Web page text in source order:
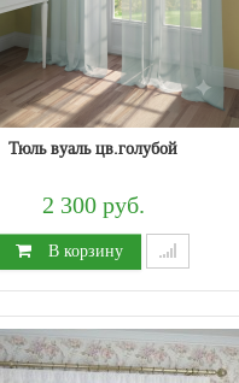
Тюль вуаль цв.голубой
2 300 руб.
В корзину